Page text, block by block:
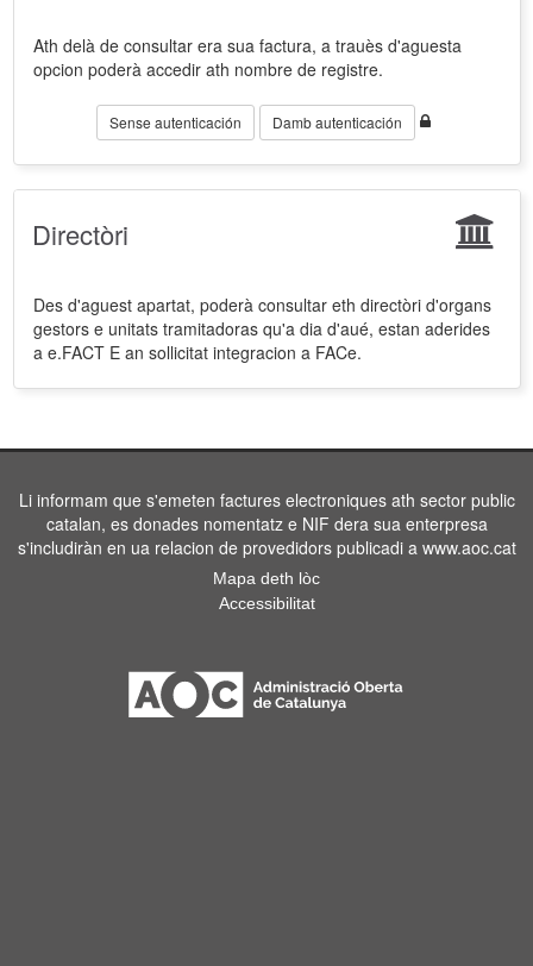
Ath delà de consultar era sua factura, a trauès d'aguesta
opcion poderà accedir ath nombre de registre.
Sense autenticación Damb autenticación
Directòri
Des d'aguest apartat, poderà consultar eth directòri d'organs
gestors e unitats tramitadoras qu'a dia d'aué, estan aderides
a e.FACT E an sollicitat integracion a FACe.
Li informam que s'emeten factures electroniques ath sector public
catalan, es donades nomentatz e NIF dera sua enterpresa
s'includiràn en ua relacion de provedidors publicadi a www.aoc.cat
Mapa deth lòc
Accessibilitat